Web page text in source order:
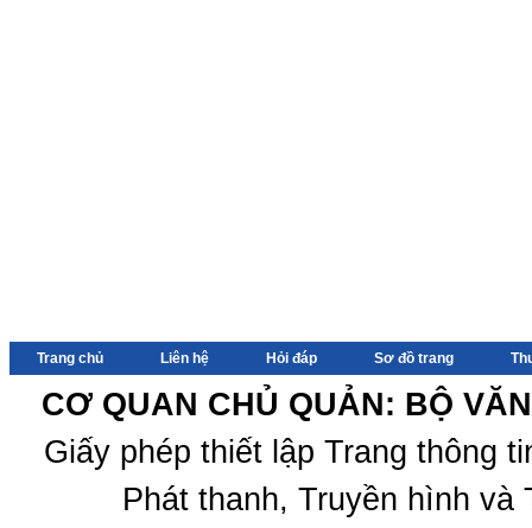
Trang chủ Liên hệ Hỏi đáp Sơ đồ trang
CƠ QUAN CHỦ QUẢN: BỘ
Giấy phép thiết lập Trang thông
Phát thanh, Truyền hình